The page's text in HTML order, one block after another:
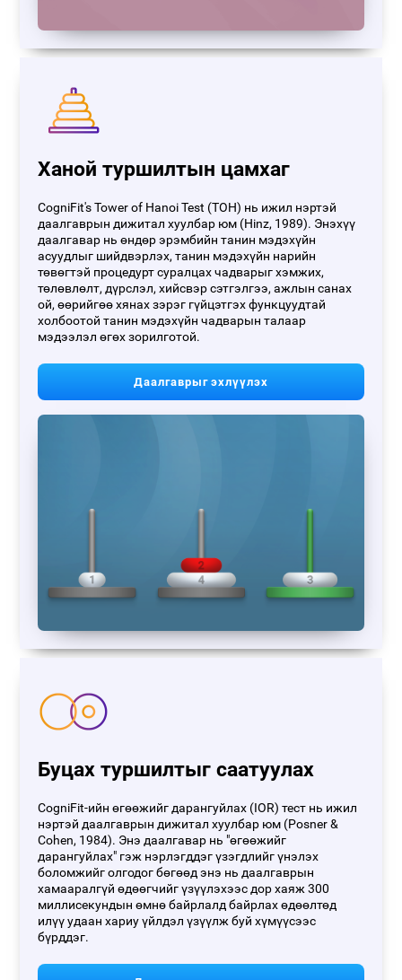
Ханой туршилтын цамхаг
CogniFit's Tower of Hanoi Test (TOH) нь ижил нэртэй
даалгаврын дижитал хуулбар юм (Hinz, 1989). Энэхүү
даалгавар нь өндөр эрэмбийн танин мэдэхүйн
асуудлыг шийдвэрлэх, танин мэдэхүйн нарийн
төвөгтэй процедурт суралцах чадварыг хэмжих,
төлөвлөлт, дүрслэл, хийсвэр сэтгэлгээ, ажлын санах
ой, өөрийгөө хянах зэрэг гүйцэтгэх функцуудтай
холбоотой танин мэдэхүйн чадварын талаар
мэдээлэл өгөх зорилготой.
Даалгаврыг эхлүүлэх
Буцах туршилтыг саатуулах
CogniFit-ийн өгөөжийг дарангуйлах (IOR) тест нь ижил
нэртэй даалгаврын дижитал хуулбар юм (Posner &
Cohen, 1984). Энэ даалгавар нь "өгөөжийг
дарангуйлах" гэж нэрлэгддэг үзэгдлийг үнэлэх
боломжийг олгодог бөгөөд энэ нь даалгаврын
хамааралгүй өдөөгчийг үзүүлэхээс дор хаяж 300
миллисекундын өмнө байрлалд байрлах өдөөлтөд
илүү удаан хариу үйлдэл үзүүлж буй хүмүүсээс
бүрддэг.